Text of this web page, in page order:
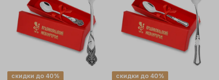
скидки до 40% скидки до 40%